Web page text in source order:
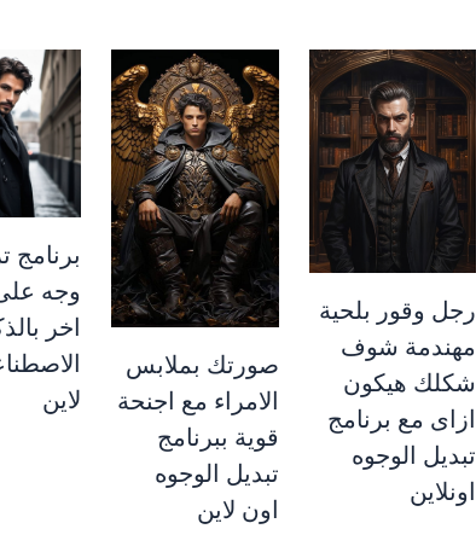
رجل وقور بلحية
مهندمة شوف
شكلك هيكون
ازاى مع برنامج
تبديل الوجوه
اونلاين
صورتك بملابس
الامراء مع اجنحة
قوية ببرنامج
تبديل الوجوه
اون لاين
برنامج
وجه
اخر
لاين